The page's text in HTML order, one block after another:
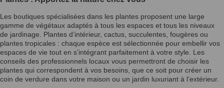
Les boutiques spécialisées dans les plantes proposent une large
gamme de végétaux adaptés à tous les espaces et tous les niveaux
de jardinage. Plantes d’intérieur, cactus, succulentes, fougères ou
plantes tropicales : chaque espèce est sélectionnée pour embellir vos
espaces de vie tout en s’intégrant parfaitement à votre style. Les
conseils des professionnels locaux vous permettront de choisir les
plantes qui correspondent à vos besoins, que ce soit pour créer un
coin de verdure dans votre maison ou un jardin luxuriant à l’extérieur.